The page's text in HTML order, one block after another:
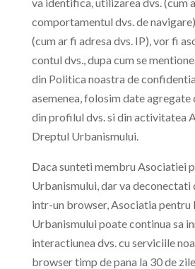
comportamentul dvs. de
(cum ar fi adresa dvs. IP), vor fi
contul dvs., dupa cum se
din Politica noastra de
asemenea, folosim date agregate
din profilul dvs. si din activitatea
Dreptul Urbanismului.
Daca sunteti membru Asociatiei
Urbanismului, dar va deconectati
intr-un browser, Asociatia pentru
Urbanismului poate continua sa
interactiunea dvs. cu serviciile
browser timp de pana la 30 de